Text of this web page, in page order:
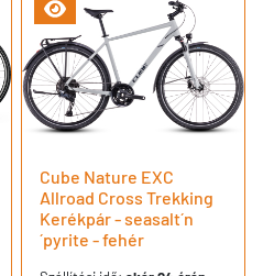
Cube Nature EXC
Allroad Cross Trekking
Kerékpár - seasalt´n
´pyrite - fehér